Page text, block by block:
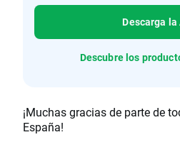
Descarga la
Descubre los
¡Muchas gracias de parte de
España!